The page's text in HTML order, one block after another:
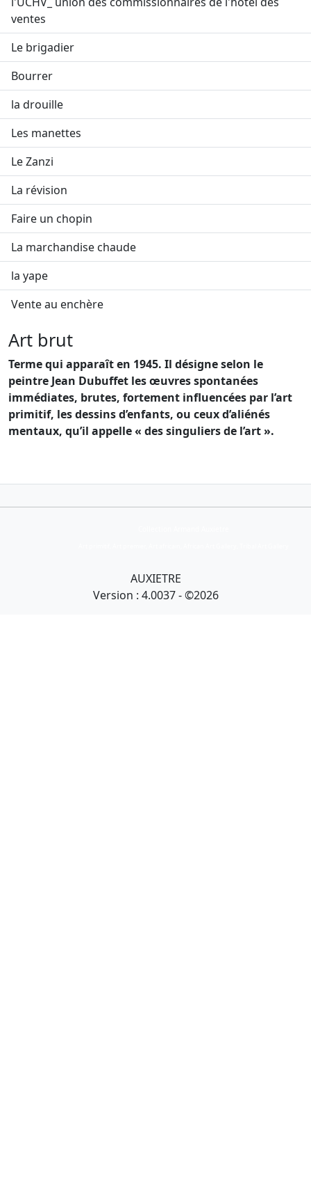
ventes
Le brigadier
Bourrer
la drouille
Les manettes
Le Zanzi
La révision
Faire un chopin
La marchandise chaude
la yape
Vente au enchère
Art brut
Terme qui apparaît en 1945. Il désigne selon le
peintre Jean Dubuffet les œuvres spontanées
immédiates, brutes, fortement influencées par l’art
primitif, les dessins d’enfants, ou ceux d’aliénés
mentaux, qu’il appelle « des singuliers de l’art ».
AUXIETRE
Version : 4.0037 - ©2026